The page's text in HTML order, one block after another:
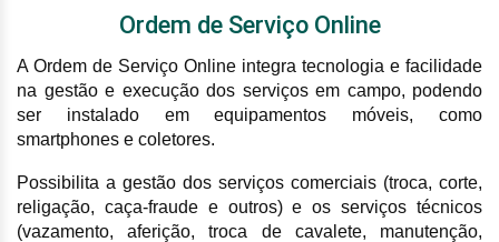
Ordem de Serviço Online
A Ordem de Serviço Online integra tecnologia e facilidade
na gestão e execução dos serviços em campo, podendo
ser instalado em equipamentos móveis, como
smartphones e coletores.
Possibilita a gestão dos serviços comerciais (troca, corte,
religação, caça-fraude e outros) e os serviços técnicos
(vazamento, aferição, troca de cavalete, manutenção,